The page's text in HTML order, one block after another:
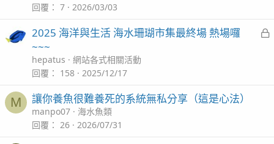
回覆
7 2026/03/03
2025 海洋與生活 海水珊瑚市集最終場 熱場囉
~~~
hepatus
網站各式相關活動
回覆
158 2025/12/17
M 讓你養魚很難養死的系統無私分享（這是心法）
manpo07
海水魚類
回覆
26 2026/07/31